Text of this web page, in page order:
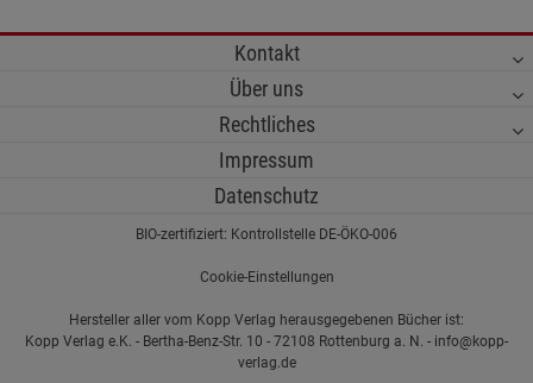
Kontakt
Über uns
Rechtliches
Impressum
Datenschutz
BIO-zertifiziert: Kontrollstelle DE-ÖKO-006
Cookie-Einstellungen
Hersteller aller vom Kopp Verlag herausgegebenen Bücher ist:
Kopp Verlag e.K. - Bertha-Benz-Str. 10 - 72108 Rottenburg a. N. - info@kopp-
verlag.de